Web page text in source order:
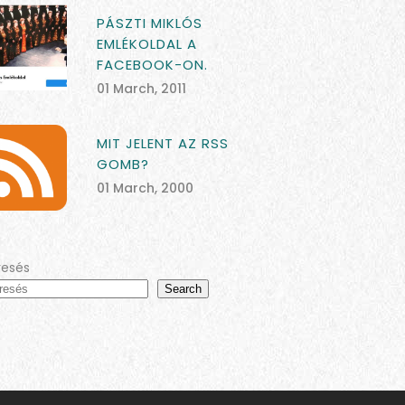
PÁSZTI MIKLÓS
EMLÉKOLDAL A
FACEBOOK-ON.
01 March, 2011
MIT JELENT AZ RSS
GOMB?
01 March, 2000
Search